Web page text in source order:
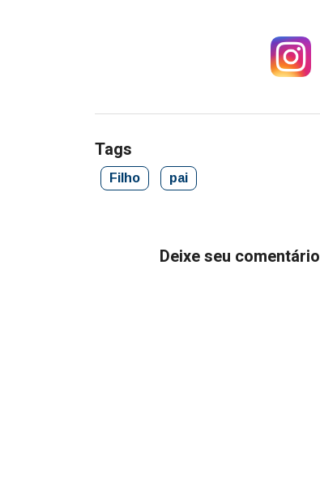
Tags
Filho pai
Deixe seu comentário